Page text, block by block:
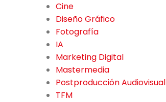
Cine
Diseño Gráfico
Fotografía
IA
Marketing Digital
Mastermedia
Postproducción Audiovisual
TFM